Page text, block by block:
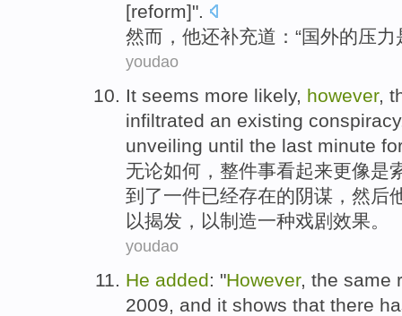
[reform]".
然而 ， 他还补充道 ：“国外的压力
youdao
It seems more likely, however,
infiltrated an existing conspiracy
unveiling until the last minute
无论如何 ，整件事看起来更像是
到了一件已经存在的阴谋 ， 然后
以揭发，以制造一种戏剧效果。
youdao
He added: "However, the same
2009, and it shows that there